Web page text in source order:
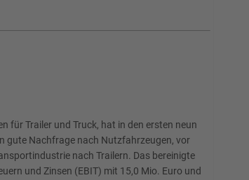
für Trailer und Truck, hat in den ersten neun
gute Nachfrage nach Nutzfahrzeugen, vor
nach Trailern. Das bereinigte
und Zinsen (EBIT) mit 15,0 Mio. Euro und